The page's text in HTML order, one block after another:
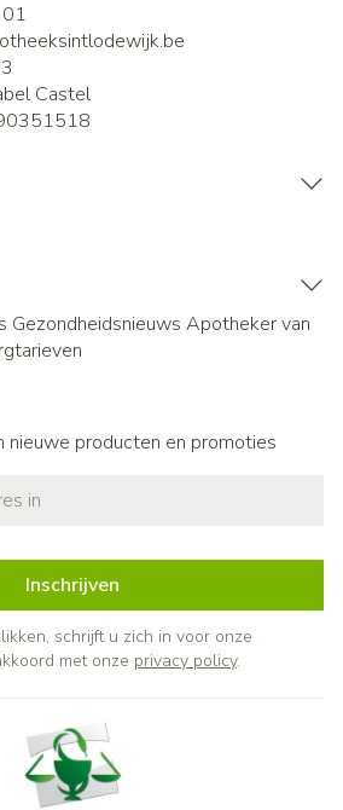
Castel
Gezondheidsnieuws Apotheker van
nieuwe producten en promoties
Inschrijven
schrijft u zich in voor onze
met onze privacy policy.